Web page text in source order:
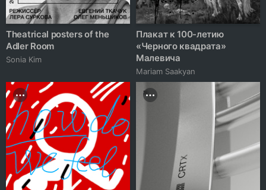
Theatrical posters of the
Adler Room
Sonia Kim
Плакат к 100-летию
«Черного квадрата»
Малевича
Mariam Saakyan